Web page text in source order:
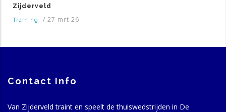
Zijderveld
Training
/ 27 mrt 26
Contact Info
Van Zijderveld traint en speelt de thuiswedstrijden in De